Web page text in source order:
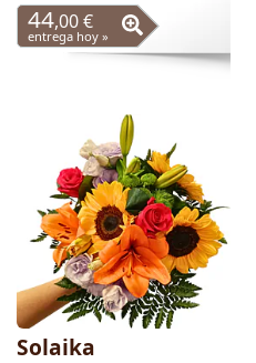
44,00 €
entrega hoy »
Solaika